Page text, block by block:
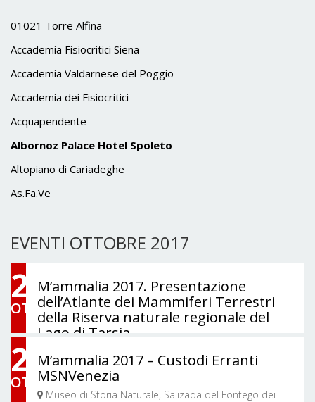
01021 Torre Alfina
Accademia Fisiocritici Siena
Accademia Valdarnese del Poggio
Accademia dei Fisiocritici
Acquapendente
Albornoz Palace Hotel Spoleto
Altopiano di Cariadeghe
As.Fa.Ve
EVENTI OTTOBRE 2017
26
OTT
M’ammalia 2017. Presentazione
dell’Atlante dei Mammiferi Terrestri
della Riserva naturale regionale del
Lago di Tarsia
Tarsia, CS, Italia 26/10/2017 - 05/11/2017
26
OTT
M’ammalia 2017 – Custodi Erranti
MSNVenezia
Museo di Storia Naturale, Salizada del Fontego dei